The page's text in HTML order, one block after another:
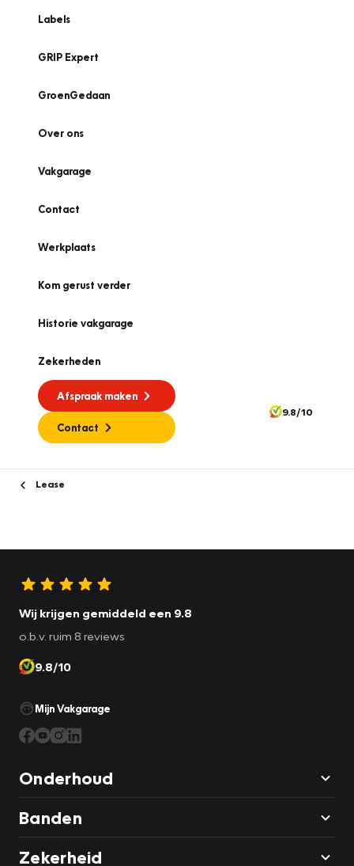
Labels
GRIP Expert
GroenGedaan
Over ons
Vakgarage
Contact
Werkplaats
Kom gerust verder
Historie vakgarage
Zekerheden
Afspraak maken
Contact
9.8/10
Lease
Wij krijgen gemiddeld een 9.8
o.b.v. ruim 8 reviews
9.8/10
Mijn Vakgarage
Onderhoud
Banden
Zekerheid